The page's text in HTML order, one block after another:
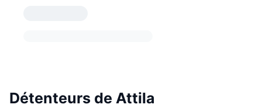
Détenteurs de Attila